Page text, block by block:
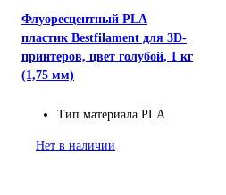
Флуоресцентный PLA
пластик Bestfilament для 3D-
принтеров, цвет голубой, 1 кг
(1,75 мм)
Тип материала PLA
Нет в наличии